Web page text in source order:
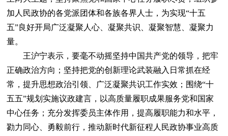
加人民政协的各党派团体和各族各界人士，为实现“十五
五”良好开局广泛凝聚人心、凝聚共识、凝聚智慧、凝聚力
量。
王沪宁表示，要毫不动摇坚持中国共产党的领导，把牢
正确政治方向；坚持把党的创新理论武装融入日常抓在经
常，提升思想政治引领、广泛凝聚共识工作实效；围绕“十
五五”规划实施议政建言，以高质量履职成果服务党和国家
中心任务；充分发挥委员主体作用，提高履职能力和水平，
勠力同心、勇毅前行，推动新时代新征程人民政协事业高质